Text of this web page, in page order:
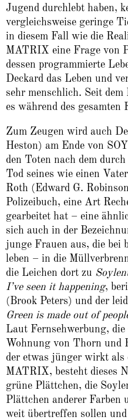
Jugend durchlebt haben,
vergleichs­weise geringe
in diesem Fall wie die
MATRIX eine Frage von
dessen programmierte
Deckard das Leben und
sehr menschlich. Seit
es während des gesamten
Zum Zeugen wird auch
Heston) am Ende von
den Toten nach dem
Tod seines wie einen
Roth (Edward G.
Polizeibuch, eine Art
gearbeitet hat – eine
sich auch in der
junge Frauen aus, die bei
leben – in die
die Leichen dort zu
I’ve seen it happening,
(Brook Peters) und der
Green is made out of
Laut Fernsehwerbung,
Wohnung von Thorn und
der etwas jünger wirkt
MATRIX, besteht dieses
grüne Plättchen, die
Plättchen anderer Farben
weit übertreffen sollen